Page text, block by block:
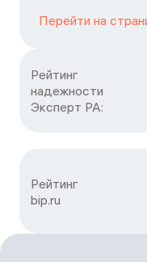
Перейти на
Рейтинг
надежности
Эксперт РА:
Рейтинг
bip.ru